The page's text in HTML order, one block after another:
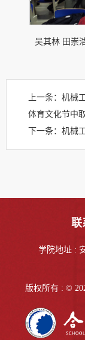
吴其林 田崇
上一条： 机械
体育文化节中
下一条： 机械
联
学院地址 :
版权所有 : ©